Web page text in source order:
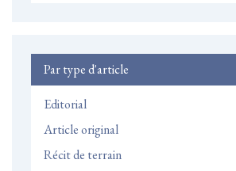
Par type d'article
Editorial
Article original
Récit de terrain